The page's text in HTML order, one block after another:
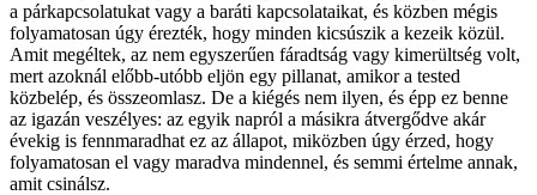
a párkapcsolatukat vagy a baráti kapcsolataikat, és közben mégis
folyamatosan úgy érezték, hogy minden kicsúszik a kezeik közül.
Amit megéltek, az nem egyszerűen fáradtság vagy kimerültség volt,
mert azoknál előbb-utóbb eljön egy pillanat, amikor a tested
közbelép, és összeomlasz. De a kiégés nem ilyen, és épp ez benne
az igazán veszélyes: az egyik napról a másikra átvergődve akár
évekig is fennmaradhat ez az állapot, miközben úgy érzed, hogy
folyamatosan el vagy maradva mindennel, és semmi értelme annak,
amit csinálsz.